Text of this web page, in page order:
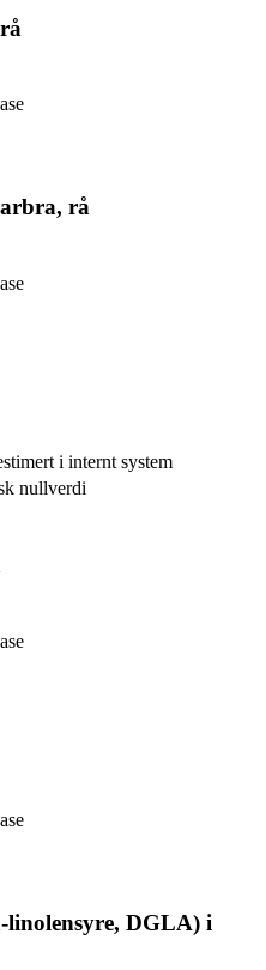
rå
i internt system
nullverdi
linolensyre, DGLA) i